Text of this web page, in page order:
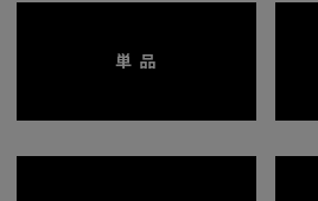
単 品